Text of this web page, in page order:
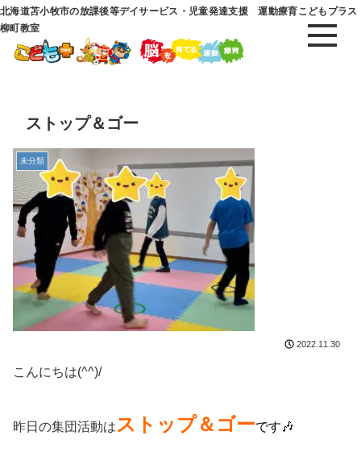
北海道苫小牧市の放課後等デイサービス・児童発達支援 運動療育こどもプラス
柳町教室
ストップ＆ゴー
未分類
2022.11.30
こんにちは(^^)/
昨日の集団活動はストップ＆ゴーです🎶